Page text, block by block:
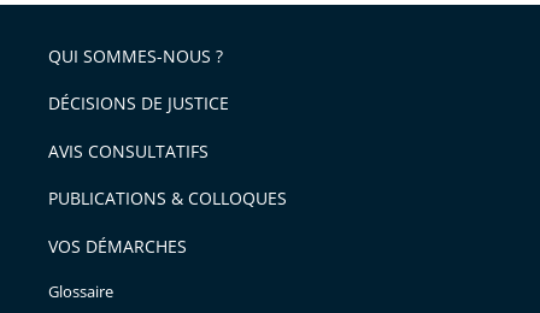
QUI SOMMES-NOUS ?
DÉCISIONS DE JUSTICE
AVIS CONSULTATIFS
PUBLICATIONS & COLLOQUES
VOS DÉMARCHES
Glossaire